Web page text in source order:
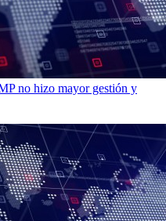
no hizo mayor gestión y